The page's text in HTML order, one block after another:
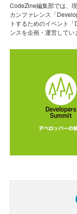
CodeZine編集部では、
カンファレンス「
トするためのイベント
ンスを企画・運営してい